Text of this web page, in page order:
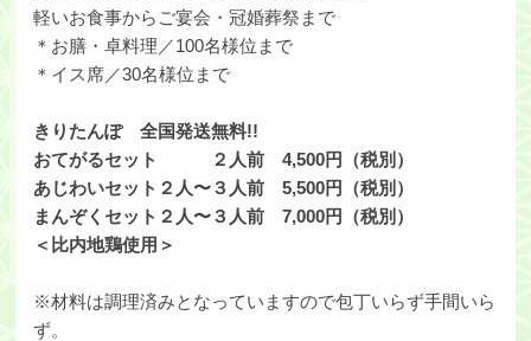
軽いお食事からご宴会・冠婚葬祭まで
＊お膳・卓料理／100名様位まで
＊イス席／30名様位まで
きりたんぽ 全国発送無料!!
おてがるセット ２人前 4,500円（税別）
あじわいセット２人〜３人前 5,500円（税別）
まんぞくセット２人〜３人前 7,000円（税別）
＜比内地鶏使用＞
※材料は調理済みとなっていますので包丁いらず手間いら
ず。